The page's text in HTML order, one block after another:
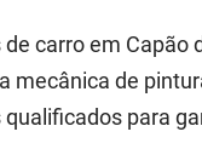
carro em Capão
mecânica de
para